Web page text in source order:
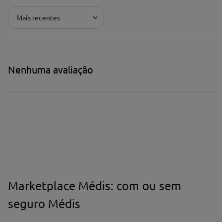
Mais recentes
Nenhuma avaliação
Marketplace Médis: com ou sem
seguro Médis